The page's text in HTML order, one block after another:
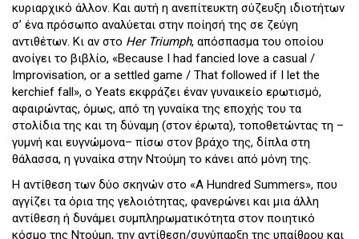
κυριαρχικό άλλον. Και αυτή η ανεπίτευκτη σύζευξη ιδιοτήτων
σ’ ένα πρόσωπο αναλύεται στην ποίησή της σε ζεύγη
αντιθέτων. Κι αν στο Her Triumph, απόσπασμα του οποίου
ανοίγει το βιβλίο, «Because I had fancied love a casual /
Improvisation, or a settled game / That followed if I let the
kerchief fall», o Yeats εκφράζει έναν γυναικείο ερωτισμό,
αφαιρώντας, όμως, από τη γυναίκα της εποχής του τα
στολίδια της και τη δύναμη (στον έρωτα), τοποθετώντας τη –
γυμνή και ευγνώμονα– πίσω στον βράχο της, δίπλα στη
θάλασσα, η γυναίκα στην Ντούμη το κάνει από μόνη της.
Η αντίθεση των δύο σκηνών στο «A Hundred Summers», που
αγγίζει τα όρια της γελοιότητας, φανερώνει και μια άλλη
αντίθεση ή δυνάμει συμπληρωματικότητα στον ποιητικό
κόσμο της Ντούμη, την αντίθεση/συνύπαρξη της υπαίθρου και